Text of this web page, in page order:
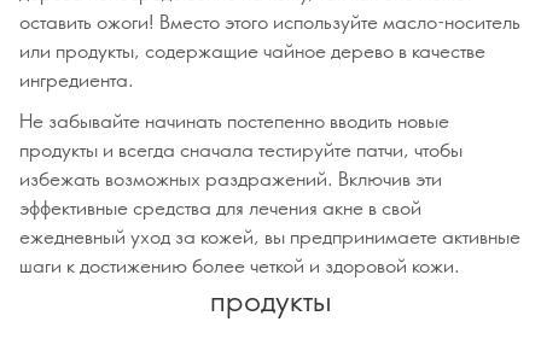
оставить ожоги! Вместо этого используйте масло-носитель
или продукты, содержащие чайное дерево в качестве
ингредиента.
Не забывайте начинать постепенно вводить новые
продукты и всегда сначала тестируйте патчи, чтобы
избежать возможных раздражений. Включив эти
эффективные средства для лечения акне в свой
ежедневный уход за кожей, вы предпринимаете активные
шаги к достижению более четкой и здоровой кожи.
продукты